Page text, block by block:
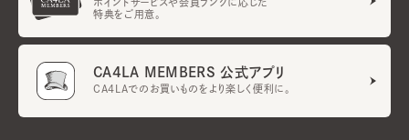
ポイントサービスや会員ランクに応じた
特典をご用意。
CA4LA MEMBERS 公式アプリ
CA4LAでのお買いものをより楽しく便利に。